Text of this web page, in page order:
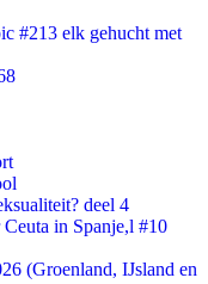
#213 elk gehucht met
deel 4
in Spanje,l #10
(Groenland, IJsland en